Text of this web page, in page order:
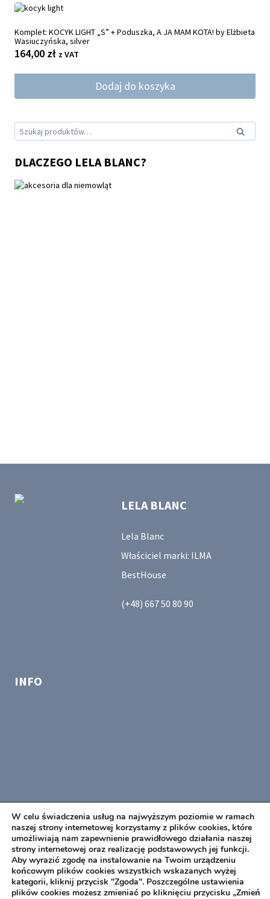
Komplet: KOCYK LIGHT „S” + Poduszka, A JA MAM KOTA! by Elżbieta
Wasiuczyńska, silver
164,00 zł z VAT
Dodaj do koszyka
Szukaj:
Szukaj
DLACZEGO LELA BLANC?
LELA BLANC
Lela Blanc
Właściciel marki: ILMA
BestHouse
(+48) 667 50 80 90
INFO
Polityka Prywatności
Moje konto
SOCIAL
W celu świadczenia usług na najwyższym poziomie w ramach
naszej strony internetowej korzystamy z plików cookies, które
umożliwiają nam zapewnienie prawidłowego działania naszej
strony internetowej oraz realizację podstawowych jej funkcji.
Aby wyrazić zgodę na instalowanie na Twoim urządzeniu
końcowym plików cookies wszystkich wskazanych wyżej
kategorii, kliknij przycisk "Zgoda". Poszczególne ustawienia
plików cookies możesz zmieniać po kliknięciu przycisku „Zmień